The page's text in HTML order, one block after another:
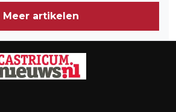
Meer artikelen